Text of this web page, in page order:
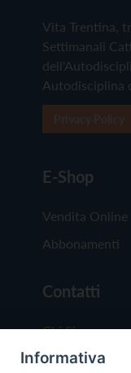
Vita Trentina,
Settimanali
Autodisciplina
E-Shop
Vendita Online
Abbonamenti
Contatti
Chi Siamo
Redazione
Informativa